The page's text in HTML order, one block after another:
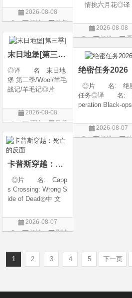
Eleven Eight One S
even◎年 代: 2
国 / 法国 / 美国◎
类 别: 动作 /
2026-08-08
评论
动作
片
情挑六月花◎
道之恋 / 白色宫
年 代: 1990◎
类 别: 剧情 /
情◎语
2026-08-08
评论
片
末日地堡[第三季]
◎译 名 末日地
堡 第二季/Wool/羊毛
战记/羊毛记◎片
◎年 代 2024◎
产 地 美国◎
幻 / 悬疑◎语
言 英语◎上映日
2026-08-08
评论
欧美
剧
绝密任务2026
◎片 名: 绝
任务◎译 名:
peration Black-
&amp;middot;绝
务◎年 代: 202
2026-08-07
评论
卡普斯穿越：死亡的反面
◎片 名: Capp
s Crossing: Wrong S
ide of Dead◎中 文
死亡的反面◎年
代: 2026◎产
悚 / 犯罪◎语
2026-08-07
评论
剧情
1 2 3 4 5 下一页